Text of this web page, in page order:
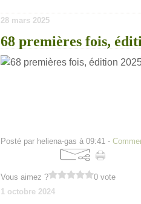
28 mars 2025
68 premières fois,
Posté par heliena-gas à 09:41 -
Vous aimez ?
0 vote
1 octobre 2024